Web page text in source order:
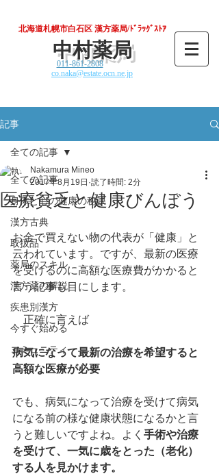
北海道札幌市白石区 漢方薬局/ﾄﾞﾗｯｸﾞｽﾄｱ
中村薬局
011-861-2808
co.naka@estate.ocn.ne.jp
記事
全ての記事
身体と心の健康の秘訣
漢方古典
取扱品
薬局のスキル
漢方薬の解説
疾患別漢方
今すぐ始める
コミュニティ
全ての記事
医療貧乏と健康びんぼう
Nakamura Mineo
2017年8月19日 読了時間: 2分
お金で買えない物の代表が「健康」と
云われています。ですが、最新の医療
を受けるのに高額な医療費がかかると
言う記事も目にします。
正確に言えば
病気になって最新の治療を希望すると
高額な医療が必要
でも、病気になって治療を受けて病気
になる前の様な健康状態になるかと言
うと難しいですよね。よく 手術や治療
を受けて、一気に歳をとった（老化）
する人を見かけます。